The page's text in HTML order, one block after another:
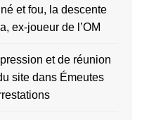
et fou, la descente
ex-joueur de l’OM
et de réunion
sitedans Émeutes